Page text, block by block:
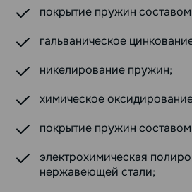
покрытие пружин составом
гальваническое
никелирование пружин;
химическое
покрытие пружин
электрохимическая
нержавеющей стали;